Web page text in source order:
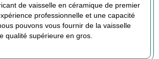
de vaisselle en céramique de premier
professionnelle et une capacité
pouvons vous fournir de la vaisselle
qualité supérieure en gros.